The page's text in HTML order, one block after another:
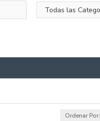
Ordenar Por: